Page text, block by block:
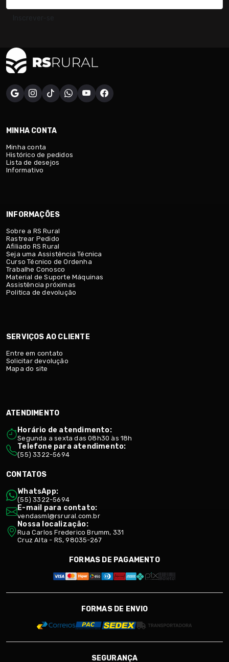
MINHA CONTA
Minha conta
Histórico de pedidos
Lista de desejos
Informativo
INFORMAÇÕES
Sobre a RS Rural
Rastrear Pedido
Afiliado RS Rural
Seja uma Assistência Técnica
Curso Técnico de Ordenha
Trabalhe Conosco
Material de Suporte Máquinas
Assistência próximas
Politica de devolução
SERVIÇOS AO CLIENTE
Entre em contato
Solicitar devolução
Mapa do site
ATENDIMENTO
Horário de atendimento:
Segunda a sexta das 08h30 às 18h
Telefone para atendimento:
(55) 3322-5694
CONTATOS
WhatsApp:
(55) 3322-5694
E-mail para contato:
vendasml@rsrural.com.br
Nossa localização:
Rua Carlos Frederico Brumm, 331
Cruz Alta - RS, 98035-267
FORMAS DE PAGAMENTO
FORMAS DE ENVIO
SEGURANÇA